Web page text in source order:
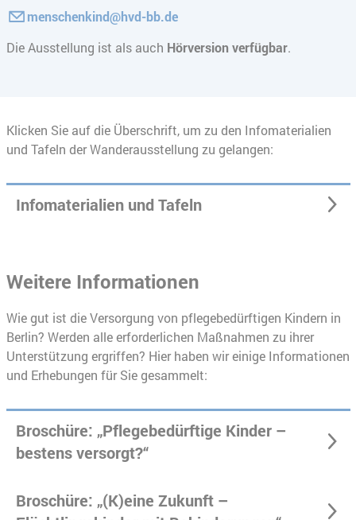
menschenkind@hvd-bb.de
Die Ausstellung ist als auch Hörversion verfügbar.
Klicken Sie auf die Überschrift, um zu den Infomaterialien
und Tafeln der Wanderausstellung zu gelangen:
Infomaterialien und Tafeln
Weitere Informationen
Wie gut ist die Versorgung von pflegebedürftigen Kindern in
Berlin? Werden alle erforderlichen Maßnahmen zu ihrer
Unterstützung ergriffen? Hier haben wir einige Informationen
und Erhebungen für Sie gesammelt:
Broschüre: „Pflegebedürftige Kinder –
bestens versorgt?“
Broschüre: „(K)eine Zukunft –